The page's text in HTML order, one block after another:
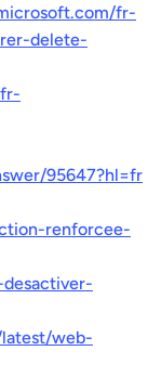
fr-
delete-
95647?hl=fr
renforcee-
web-